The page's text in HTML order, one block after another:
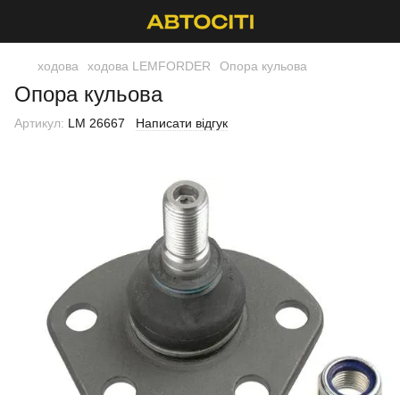
ходова ходова LEMFORDER Опора кульова
Опора кульова
Артикул: LM 26667 Написати відгук